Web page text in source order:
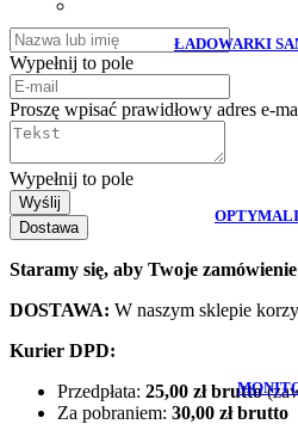
ŁADOWARKI
Wypełnij to pole
Proszę wpisać prawidłowy adres e-
Wypełnij to pole
Wyślij
Dostawa
Staramy się, aby Twoje
DOSTAWA: W naszym sklepie
Kurier DPD:
Przedpłata: 25,00 zł brutto
Za pobraniem: 30,00 zł brutto